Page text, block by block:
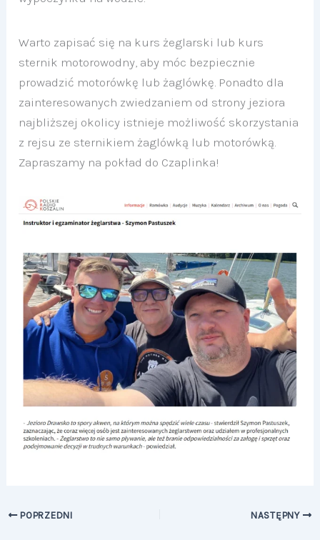
Warto zapisać się na kurs żeglarski lub kurs
sternik motorowodny, aby móc bezpiecznie
prowadzić motorówkę lub żaglówkę. Ponadto dla
zainteresowanych zwiedzaniem od strony jeziora
najbliższej okolicy istnieje możliwość skorzystania
z rejsu ze sternikiem żaglówką lub motorówką.
Zapraszamy na pokład do Czaplinka!
POPRZEDNI NASTĘPNY